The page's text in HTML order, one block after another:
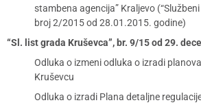
stambena agencija” Kraljevo
broj 2/2015 od 28.01.2015. godine)
“Sl. list grada Kruševca”, br. 9/15 od 29.
Odluka o izmeni odluka o izradi
Kruševcu
Odluka o izradi Plana detaljne